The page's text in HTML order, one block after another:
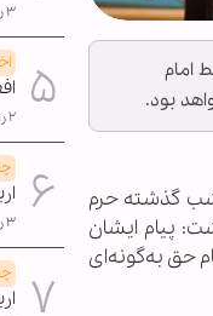
امام
بود.
گذشته حرم
پیام ایشان
حق به‌گونه‌ای
۳ روز قبل
۲ روز قبل
۳ روز قبل